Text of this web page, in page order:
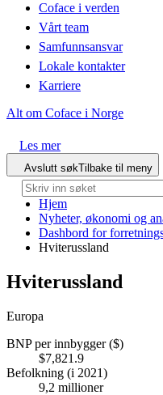
Coface i verden
Vårt team
Samfunnsansvar
Lokale kontakter
Karriere
Alt om Coface i Norge
Les mer
Avslutt søkTilbake til meny
Hjem
Nyheter, økonomi og
Dashbord for
Hviterussland
Hviterussland
Europa
BNP per innbygger ($)
$7,821.9
Befolkning (i 2021)
9,2 millioner